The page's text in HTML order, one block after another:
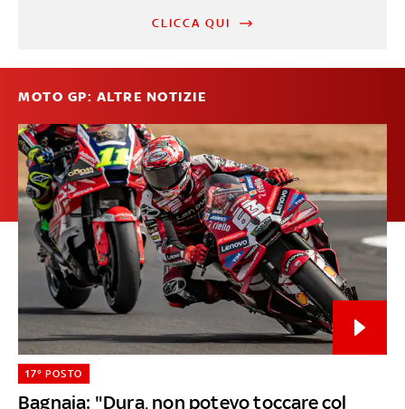
CLICCA QUI
MOTO GP: ALTRE NOTIZIE
Bagnaia: "Dura, non potevo toccare col
17° POSTO